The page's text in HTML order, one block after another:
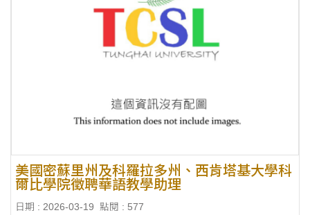
美國密蘇里州及科羅拉多州、西肯塔基大學科
爾比學院徵聘華語教學助理
日期 : 2026-03-19
點閱 : 577